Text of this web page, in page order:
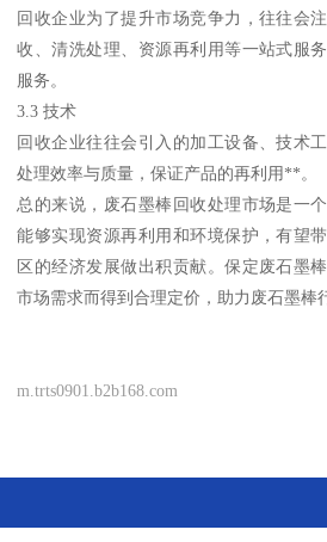
回收企业为了提升市场竞争力，往往会
收、清洗处理、资源再利用等一站式服
服务。
3.3 技术
回收企业往往会引入的加工设备、技术
处理效率与质量，保证产品的再利用**。
总的来说，废石墨棒回收处理市场是一
能够实现资源再利用和环境保护，有望
区的经济发展做出积贡献。保定废石墨
市场需求而得到合理定价，助力废石墨棒
m.trts0901.b2b168.com